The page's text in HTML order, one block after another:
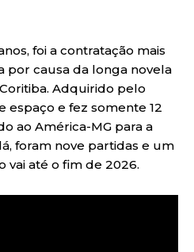
foi a contratação mais
por causa da longa novela
Adquirido pelo
espaço e fez somente 12
ao América-MG para a
foram nove partidas e um
vai até o fim de 2026.